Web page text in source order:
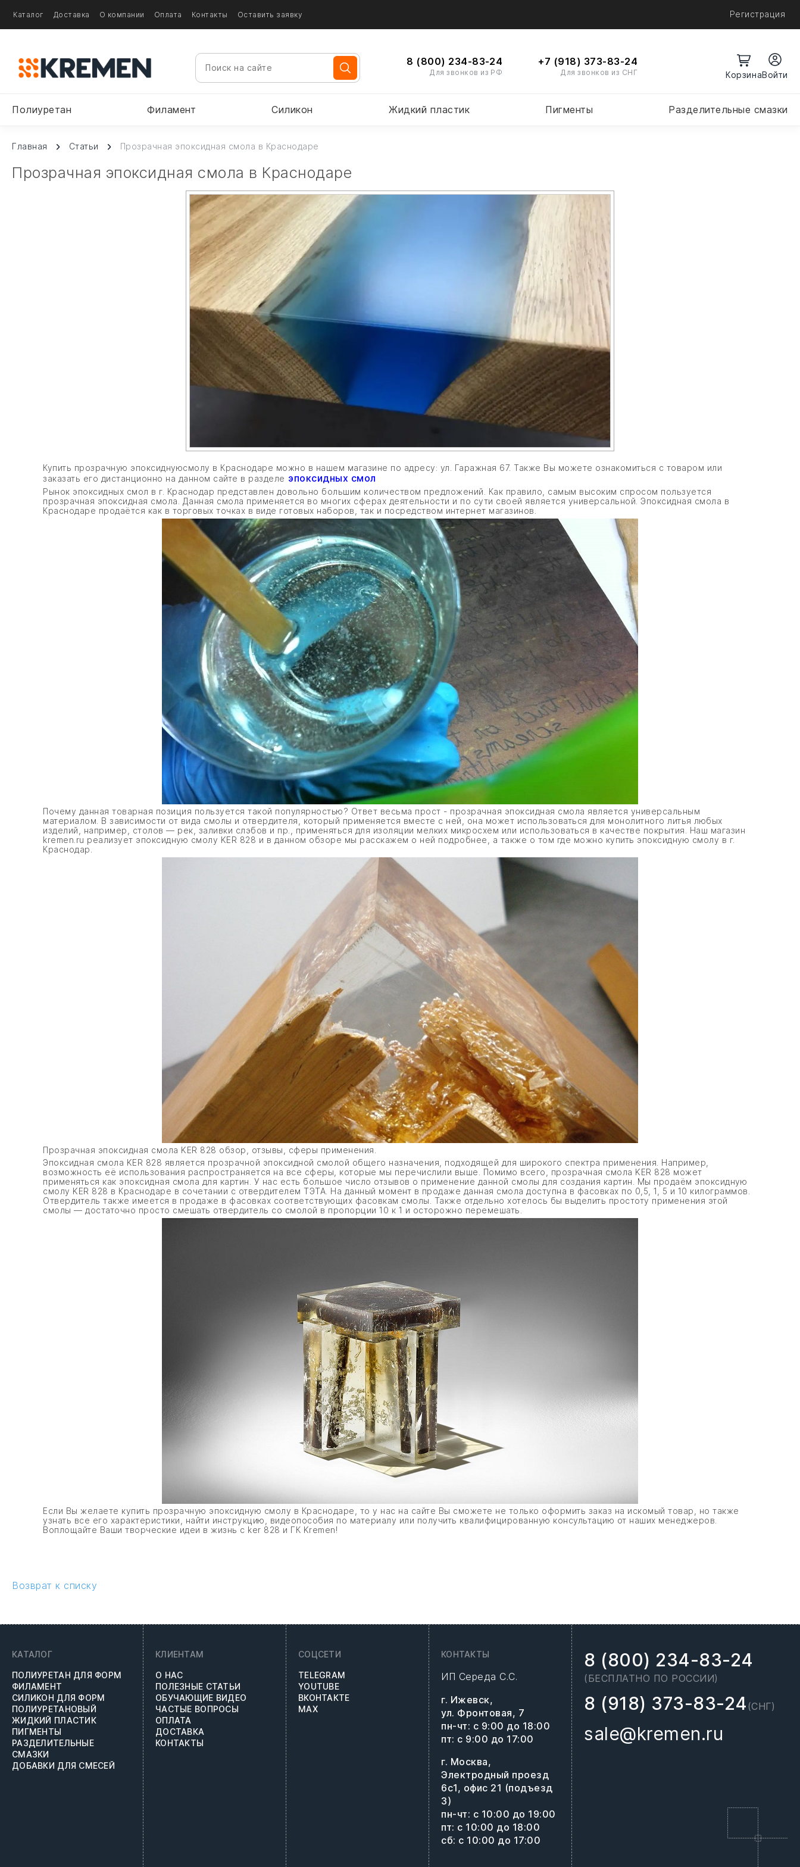
Каталог Доставка О компании Оплата Контакты Оставить заявку Регистрация
8 (800) 234-83-24
Для звонков из РФ
+7 (918) 373-83-24
Для звонков из СНГ Войти
Полиуретан Филамент Силикон Жидкий пластик Пигменты Разделительные смазки
Главная Статьи Прозрачная эпоксидная смола в Краснодаре
Прозрачная эпоксидная смола в Краснодаре
Купить прозрачную эпоксиднуюсмолу в Краснодаре можно в нашем магазине по адресу: ул. Гаражная 67. Также Вы можете ознакомиться с товаром или
заказать его дистанционно на данном сайте в разделе эпоксидных смол
Рынок эпоксидных смол в г. Краснодар представлен довольно большим количеством предложений. Как правило, самым высоким спросом пользуется
прозрачная эпоксидная смола. Данная смола применяется во многих сферах деятельности и по сути своей является универсальной. Эпоксидная смола в
Краснодаре продаётся как в торговых точках в виде готовых наборов, так и посредством интернет магазинов.
Почему данная товарная позиция пользуется такой популярностью? Ответ весьма прост - прозрачная эпоксидная смола является универсальным
материалом. В зависимости от вида смолы и отвердителя, который применяется вместе с ней, она может использоваться для монолитного литья любых
изделий, например, столов — рек, заливки слэбов и пр., применяться для изоляции мелких микросхем или использоваться в качестве покрытия. Наш магазин
kremen.ru реализует эпоксидную смолу KER 828 и в данном обзоре мы расскажем о ней подробнее, а также о том где можно купить эпоксидную смолу в г.
Краснодар.
Прозрачная эпоксидная смола KER 828 обзор, отзывы, сферы применения.
Эпоксидная смола KER 828 является прозрачной эпоксидной смолой общего назначения, подходящей для широкого спектра применения. Например,
возможность её использования распространяется на все сферы, которые мы перечислили выше. Помимо всего, прозрачная смола KER 828 может
применяться как эпоксидная смола для картин. У нас есть большое число отзывов о применение данной смолы для создания картин. Мы продаём эпоксидную
смолу KER 828 в Краснодаре в сочетании с отвердителем ТЭТА. На данный момент в продаже данная смола доступна в фасовках по 0,5, 1, 5 и 10 килограммов.
Отвердитель также имеется в продаже в фасовках соответствующих фасовкам смолы. Также отдельно хотелось бы выделить простоту применения этой
смолы — достаточно просто смешать отвердитель со смолой в пропорции 10 к 1 и осторожно перемешать.
Если Вы желаете купить прозрачную эпоксидную смолу в Краснодаре, то у нас на сайте Вы сможете не только оформить заказ на искомый товар, но также
узнать все его характеристики, найти инструкцию, видеопособия по материалу или получить квалифицированную консультацию от наших менеджеров.
Воплощайте Ваши творческие идеи в жизнь с ker 828 и ГК Kremen!
Возврат к списку
КАТАЛОГ
ПОЛИУРЕТАН ДЛЯ ФОРМ
ФИЛАМЕНТ
СИЛИКОН ДЛЯ ФОРМ
ПОЛИУРЕТАНОВЫЙ
ЖИДКИЙ ПЛАСТИК
ПИГМЕНТЫ
РАЗДЕЛИТЕЛЬНЫЕ
СМАЗКИ
ДОБАВКИ ДЛЯ СМЕСЕЙ
КЛИЕНТАМ
О НАС
ПОЛЕЗНЫЕ СТАТЬИ
ОБУЧАЮЩИЕ ВИДЕО
ЧАСТЫЕ ВОПРОСЫ
ОПЛАТА
ДОСТАВКА
КОНТАКТЫ
СОЦСЕТИ
TELEGRAM
YOUTUBE
ВКОНТАКТЕ
MAX
КОНТАКТЫ
ИП Середа С.С.
г. Ижевск,
ул. Фронтовая, 7
пн-чт: с 9:00 до 18:00
пт: с 9:00 до 17:00
г. Москва,
Электродный проезд
6с1, офис 21 (подъезд
3)
пн-чт: с 10:00 до 19:00
пт: с 10:00 до 18:00
сб: с 10:00 до 17:00
8 (800) 234-83-24
(БЕСПЛАТНО ПО РОССИИ)
8 (918) 373-83-24 (СНГ)
sale@kremen.ru